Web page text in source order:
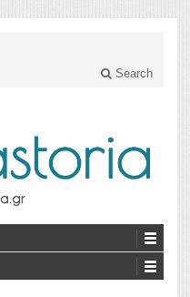
Search